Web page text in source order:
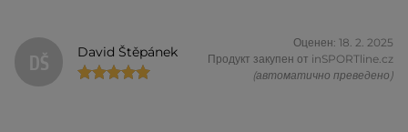
DŠ David Štěpánek
Оценен: 18. 2. 2025
Продукт закупен от inSPORTline.cz
(автоматично преведено)